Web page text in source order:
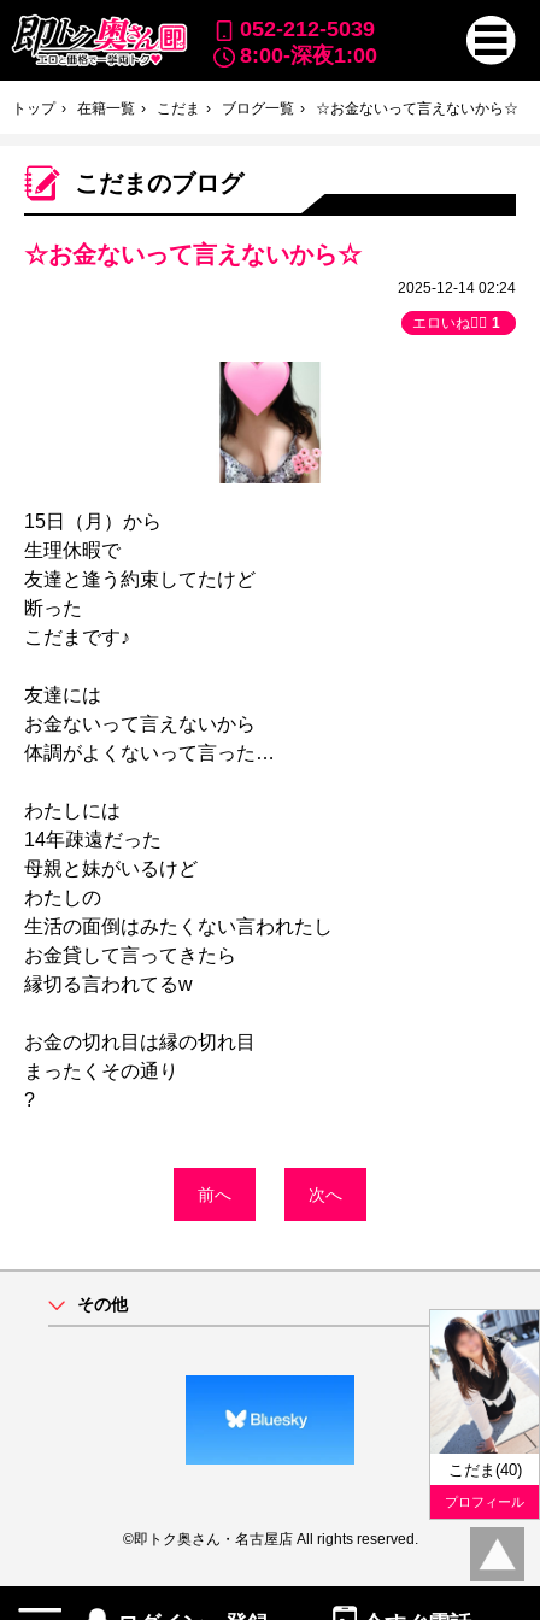
052-212-5039
8:00-深夜1:00
トップ 在籍一覧 こだま ブログ一覧 ☆お金ないって言えないから☆
こだまのブログ
こだま(40)
プロフィール
☆お金ないって言えないから☆
2025-12-14 02:24
エロいね👍🏻 1
15日（月）から
生理休暇で
友達と逢う約束してたけど
断った
こだまです♪
友達には
お金ないって言えないから
体調がよくないって言った…
わたしには
14年疎遠だった
母親と妹がいるけど
わたしの
生活の面倒はみたくない言われたし
お金貸して言ってきたら
縁切る言われてるw
お金の切れ目は縁の切れ目
まったくその通り
?
前へ 次へ
その他
©即トク奥さん・名古屋店 All rights reserved.